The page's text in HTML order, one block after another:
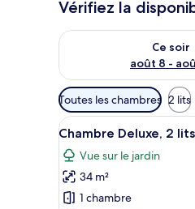
Vérifiez la
Ce soir
août 8 -
Vérifier la disponibilité
Filtres
disponibles
pour
les
chambres
Toutes les chambres 2 lits
Afficher
toutes
les
photos
pour
6
Chambre Deluxe, 2
Vue sur le jardin
34 m²
1 chambre